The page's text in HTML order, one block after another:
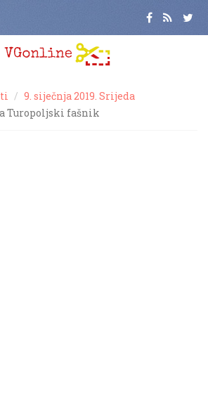
9. siječnja 2019. Srijeda
Turopoljski fašnik